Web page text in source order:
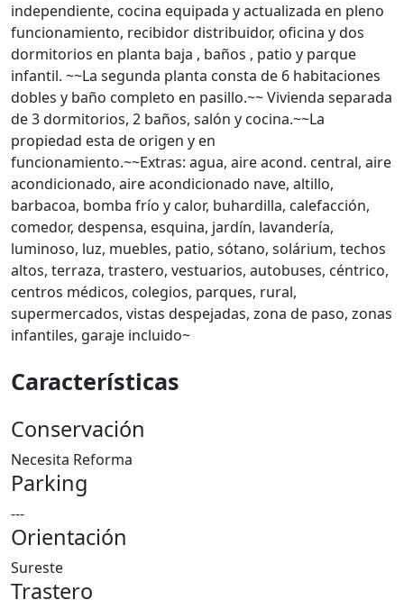
independiente, cocina equipada y actualizada en pleno
funcionamiento, recibidor distribuidor, oficina y dos
dormitorios en planta baja , baños , patio y parque
infantil. ~~La segunda planta consta de 6 habitaciones
dobles y baño completo en pasillo.~~ Vivienda separada
de 3 dormitorios, 2 baños, salón y cocina.~~La
propiedad esta de origen y en
funcionamiento.~~Extras: agua, aire acond. central, aire
acondicionado, aire acondicionado nave, altillo,
barbacoa, bomba frío y calor, buhardilla, calefacción,
comedor, despensa, esquina, jardín, lavandería,
luminoso, luz, muebles, patio, sótano, solárium, techos
altos, terraza, trastero, vestuarios, autobuses, céntrico,
centros médicos, colegios, parques, rural,
supermercados, vistas despejadas, zona de paso, zonas
infantiles, garaje incluido~
Características
Conservación
Necesita Reforma
Parking
---
Orientación
Sureste
Trastero